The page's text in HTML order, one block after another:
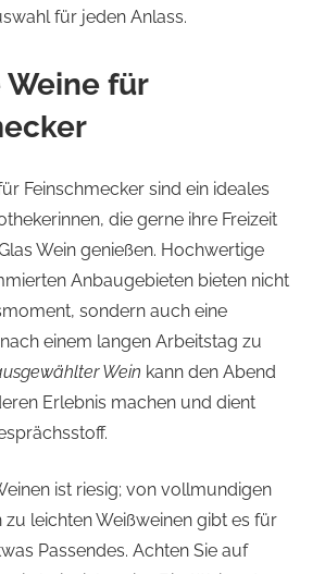
für jeden Anlass.
Weine für
Feinschmecker sind ein ideales
die gerne ihre Freizeit
Wein genießen. Hochwertige
Anbaugebieten bieten nicht
sondern auch eine
einem langen Arbeitstag zu
Wein kann den Abend
Erlebnis machen und dient
ist riesig; von vollmundigen
zu leichten Weißweinen gibt es für
Passendes. Achten Sie auf